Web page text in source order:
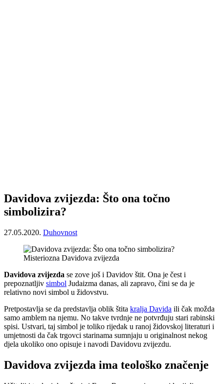
Davidova zvijezda: Što ona točno
simbolizira?
27.05.2020. Duhovnost
Misteriozna Davidova zvijezda
Davidova zvijezda se zove još i Davidov štit. Ona je čest i
prepoznatljiv simbol Judaizma danas, ali zapravo, čini se da je
relativno novi simbol u židovstvu.
Pretpostavlja se da predstavlja oblik štita kralja Davida ili čak možda
samo amblem na njemu. No takve tvrdnje ne potvrđuju stari rabinski
spisi. Ustvari, taj simbol je toliko rijedak u ranoj židovskoj literaturi i
umjetnosti da čak trgovci starinama sumnjaju u originalnost nekog
djela ukoliko ono opisuje i navodi Davidovu zvijezdu.
Davidova zvijezda ima teološko značenje